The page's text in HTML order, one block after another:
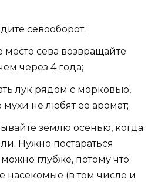
севооборот;
сева возвращайте
через 4 года;
лук рядом с морковью,
мухи не любят ее аромат;
землю осенью, когда
Нужно постараться
можно глубже, потому что
насекомые (в том числе и